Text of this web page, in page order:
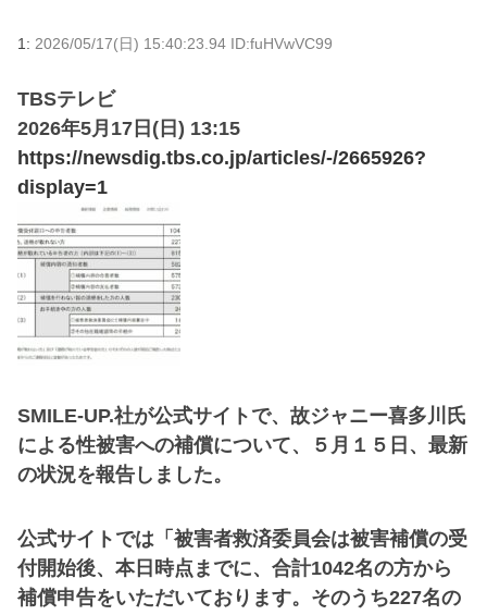
1: 2026/05/17(日) 15:40:23.94 ID:fuHVwVC99
TBSテレビ
2026年5月17日(日) 13:15
https://newsdig.tbs.co.jp/articles/-/2665926?
display=1
SMILE-UP.社が公式サイトで、故ジャニー喜多川氏
による性被害への補償について、５月１５日、最新
の状況を報告しました。
公式サイトでは「被害者救済委員会は被害補償の受
付開始後、本日時点までに、合計1042名の方から
補償申告をいただいております。そのうち227名の